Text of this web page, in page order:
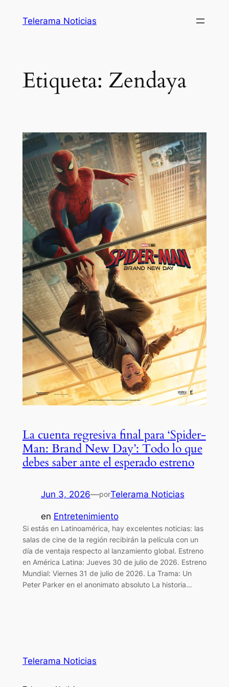
Telerama Noticias
Etiqueta: Zendaya
La cuenta regresiva final para ‘Spider-
Man: Brand New Day’: Todo lo que
debes saber ante el esperado estreno
Jun 3, 2026—porTelerama Noticias
en Entretenimiento
Si estás en Latinoamérica, hay excelentes noticias: las
salas de cine de la región recibirán la película con un
día de ventaja respecto al lanzamiento global. Estreno
en América Latina: Jueves 30 de julio de 2026. Estreno
Mundial: Viernes 31 de julio de 2026. La Trama: Un
Peter Parker en el anonimato absoluto La historia…
Telerama Noticias